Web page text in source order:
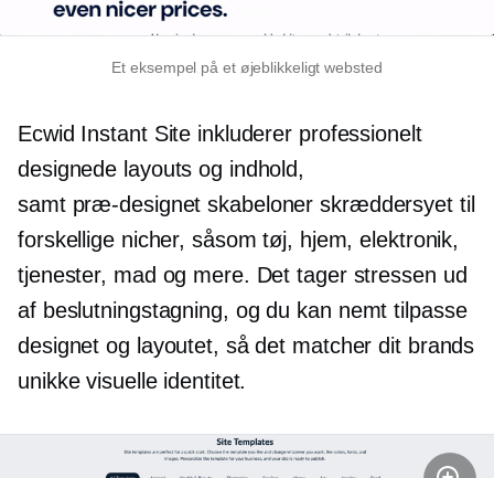
Et eksempel på et øjeblikkeligt websted
Ecwid Instant Site inkluderer professionelt
designede layouts og indhold,
samt præ-designet skabeloner skræddersyet til
forskellige nicher, såsom tøj, hjem, elektronik,
tjenester, mad og mere. Det tager stressen ud
af beslutningstagning, og du kan nemt tilpasse
designet og layoutet, så det matcher dit brands
unikke visuelle identitet.